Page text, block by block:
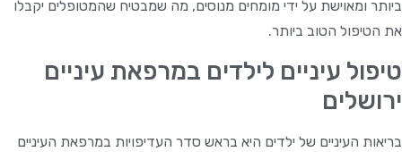
ביותר ומאוישת על ידי מומחים מנוסים, מה שמבטיח שהמטופלים יקבלו
את הטיפול הטוב ביותר.
טיפול עיניים לילדים במרפאת עיניים
ירושלים
בריאות העיניים של ילדים היא בראש סדר העדיפויות במרפאת העיניים